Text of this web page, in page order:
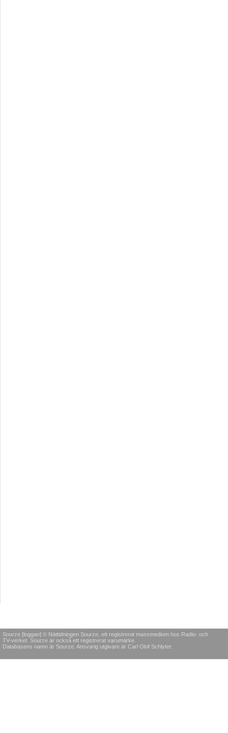
Sourze [loggan] © Nättidningen Sourze, ett registrerat massmedium hos Radio- och
TV-verket. Sourze är också ett registrerat varumärke.
Databasens namn är Sourze. Ansvarig utgivare är Carl Olof Schlyter.